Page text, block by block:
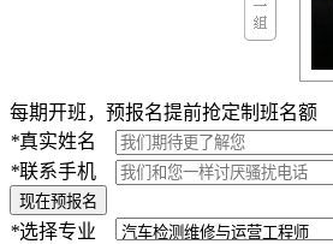
每期开班，预报名提前抢定制班名额
*真实姓名
*联系手机
*选择专业